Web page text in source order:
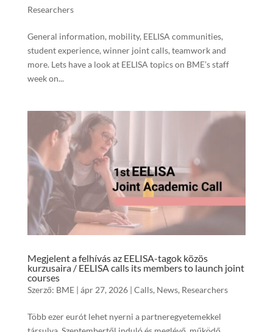
Researchers
General information, mobility, EELISA communities,
student experience, winner joint calls, teamwork and
more. Lets have a look at EELISA topics on BME’s staff
week on...
Megjelent a felhívás az EELISA-tagok közös
kurzusaira / EELISA calls its members to launch joint
courses
Szerző: BME| ápr 27, 2026| Calls, News, Researchers
Több ezer eurót lehet nyerni a partneregyetemekkel